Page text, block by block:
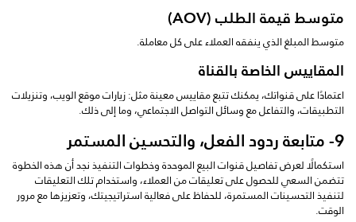
متوسط ​​قيمة الطلب (AOV)
متوسط ​​المبلغ الذي ينفقه العملاء على كل معاملة.
المقاييس الخاصة بالقناة
اعتمادًا على قنواتك، يمكنك تتبع مقاييس معينة مثل: زيارات موقع الويب، وتنزيلات
التطبيقات، والتفاعل مع وسائل التواصل الاجتماعي، وما إلى ذلك.
9- متابعة ردود الفعل، والتحسين المستمر
استكمالًا لعرض تفاصيل قنوات البيع الموحدة وخطوات التنفيذ نجد أن هذه الخطوة
تتضمن السعي للحصول على تعليقات من العملاء، واستخدام تلك التعليقات
لتنفيذ التحسينات المستمرة، للحفاظ على فعالية استراتيجيتك، وتعزيزها مع مرور
الوقت.